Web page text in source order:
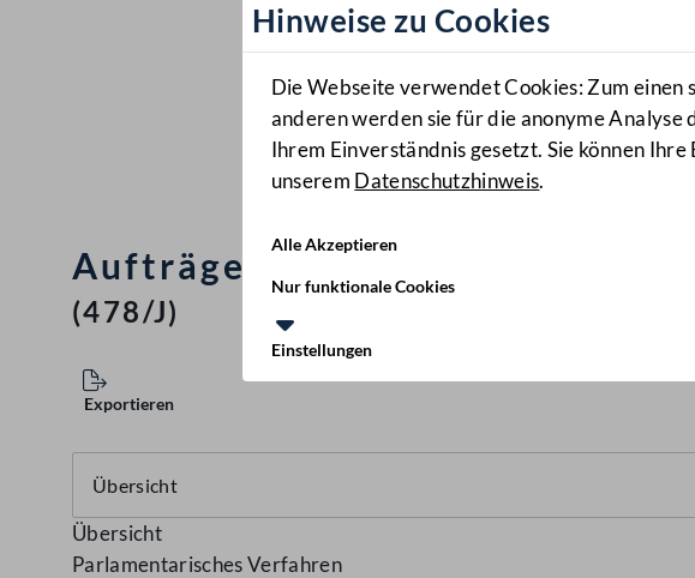
Hinweise zu Cookies
Die Webseite verwendet Cookies: Zum
anderen werden sie für die anonyme
Ihrem Einverständnis gesetzt. Sie können
unserem Datenschutzhinweis.
Alle Akzeptieren
Nur funktionale Cookies
Einstellungen
Aufträge an das
(478/J)
Exportieren
Übersicht
Parlamentarisches Verfahren